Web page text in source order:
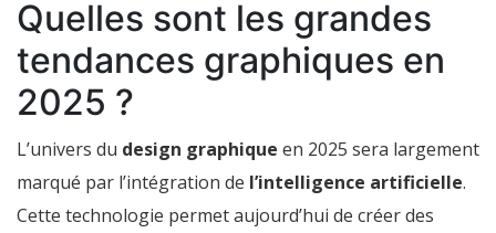
Quelles sont les grandes
tendances graphiques en
2025 ?
L’univers du design graphique en 2025 sera largement
marqué par l’intégration de l’intelligence artificielle.
Cette technologie permet aujourd’hui de créer des